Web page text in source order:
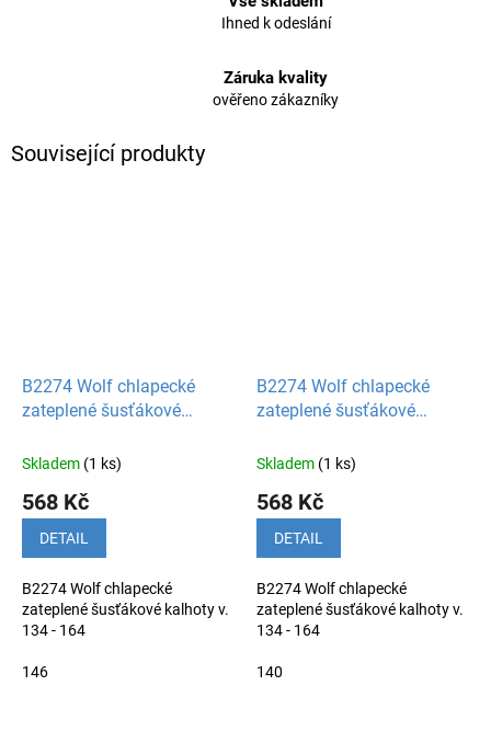
Ihned k odeslání
Záruka kvality
ověřeno zákazníky
Související produkty
B2274 Wolf chlapecké
zateplené šusťákové
Skladem (1 ks)
568 Kč
DETAIL
B2274 Wolf chlapecké
zateplené šusťákové kalhoty v.
134 - 164
146
B2274 Wolf chlapecké
zateplené šusťákové
Skladem (1 ks)
568 Kč
DETAIL
B2274 Wolf chlapecké
zateplené šusťákové kalhoty v.
134 - 164
140